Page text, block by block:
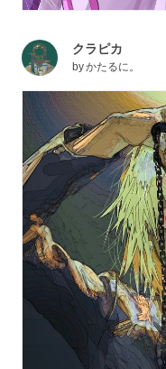
クラピカ
byかたるに。